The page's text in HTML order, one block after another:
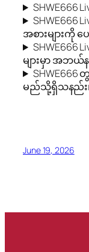
SHWE666
အစားများကို
SHWE666
များမှာ အဘယ်
SHWE666
မည်သို့ရှိသနည်း
June 19, 2026